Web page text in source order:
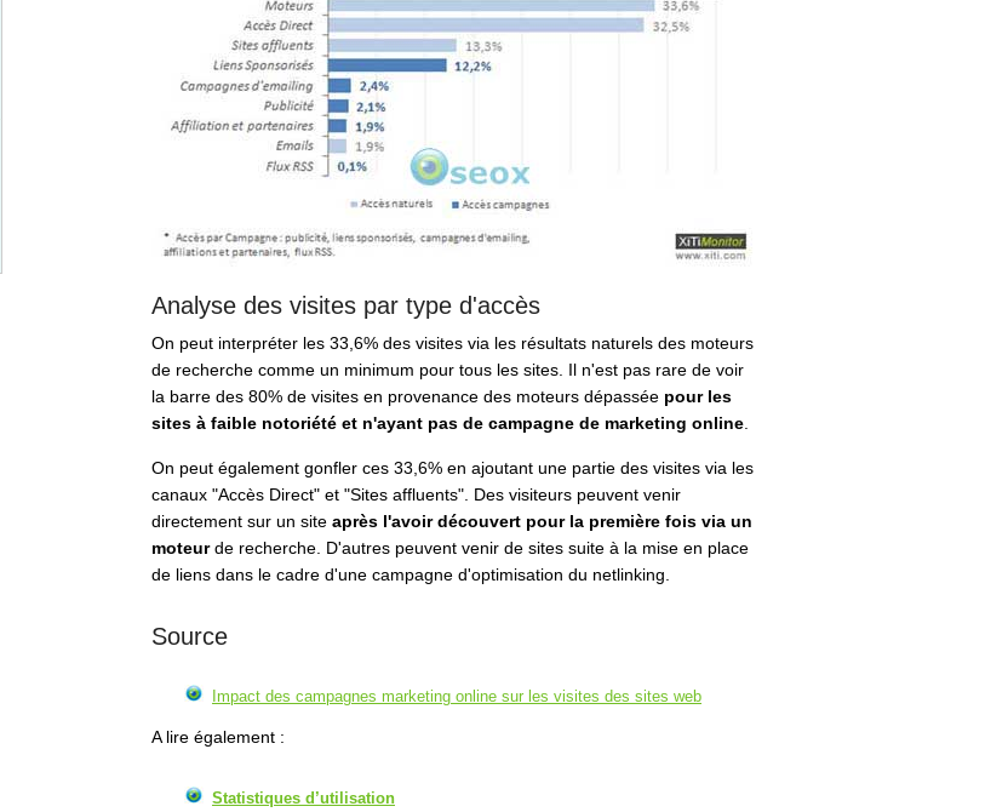
Analyse des visites par type d'accès
On peut interpréter les 33,6% des visites via les résultats naturels des moteurs
de recherche comme un minimum pour tous les sites. Il n'est pas rare de voir
la barre des 80% de visites en provenance des moteurs dépassée pour les
sites à faible notoriété et n'ayant pas de campagne de marketing online
On peut également gonfler ces 33,6% en ajoutant une partie des visites via les
canaux "Accès Direct" et "Sites affluents". Des visiteurs peuvent venir
directement sur un site après l'avoir découvert pour la première fois via un
moteurde recherche. D'autres peuvent venir de sites suite à la mise en place
de liens dans le cadre d'une campagne d'optimisation du netlinking.
Source
Impact des campagnes marketing online sur les visites des sites web
A lire également :
Statistiques d’utilisation